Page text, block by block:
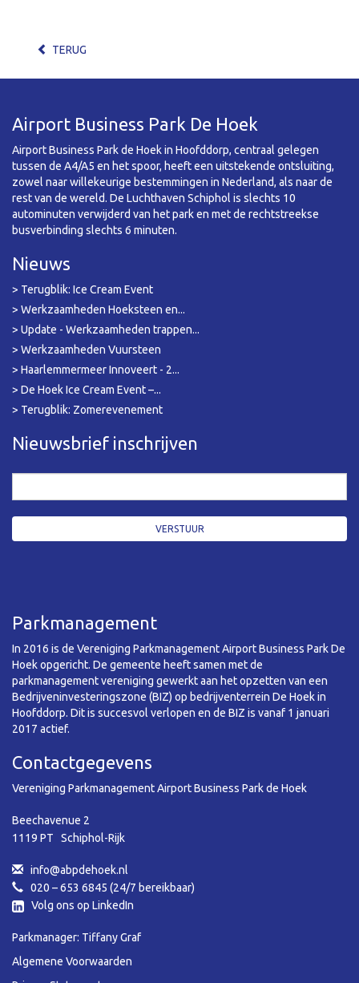
TERUG
Airport Business Park De Hoek
Airport Business Park de Hoek in Hoofddorp, centraal gelegen
tussen de A4/A5 en het spoor, heeft een uitstekende ontsluiting,
zowel naar willekeurige bestemmingen in Nederland, als naar de
rest van de wereld. De Luchthaven Schiphol is slechts 10
autominuten verwijderd van het park en met de rechtstreekse
busverbinding slechts 6 minuten.
Nieuws
> Terugblik: Ice Cream Event
> Werkzaamheden Hoeksteen en...
> Update - Werkzaamheden trappen...
> Werkzaamheden Vuursteen
> Haarlemmermeer Innoveert - 2...
> De Hoek Ice Cream Event –...
> Terugblik: Zomerevenement
Nieuwsbrief inschrijven
Parkmanagement
In 2016 is de Vereniging Parkmanagement Airport Business Park De
Hoek opgericht. De gemeente heeft samen met de
parkmanagement vereniging gewerkt aan het opzetten van een
Bedrijveninvesteringszone (BIZ) op bedrijventerrein De Hoek in
Hoofddorp. Dit is succesvol verlopen en de BIZ is vanaf 1 januari
2017 actief.
Contactgegevens
Vereniging Parkmanagement Airport Business Park de Hoek
Beechavenue 2
1119 PT Schiphol-Rijk
info@abpdehoek.nl
020 – 653 6845 (24/7 bereikbaar)
Volg ons op LinkedIn
Parkmanager: Tiffany Graf
Algemene Voorwaarden